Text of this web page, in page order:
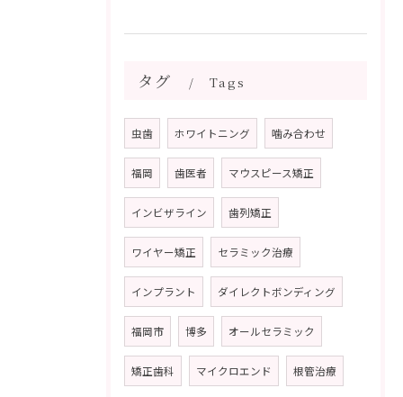
タグ Tags
虫歯 ホワイトニング 噛み合わせ
福岡 歯医者 マウスピース矯正
インビザライン 歯列矯正
ワイヤー矯正 セラミック治療
インプラント ダイレクトボンディング
福岡市 博多 オールセラミック
矯正歯科 マイクロエンド 根管治療